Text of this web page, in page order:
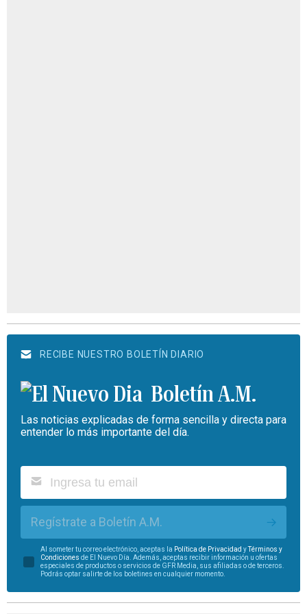
RECIBE NUESTRO BOLETÍN DIARIO
Boletín A.M.
Las noticias explicadas de forma sencilla y directa para
entender lo más importante del día.
Regístrate a Boletín A.M.
Al someter tu correo electrónico, aceptas la Política de Privacidad yTérminos y
Condiciones de El Nuevo Día. Además, aceptas recibir información u ofertas
especiales de productos o servicios de GFR Media, sus afiliadas o de terceros.
Podrás optar salirte de los boletines en cualquier momento.